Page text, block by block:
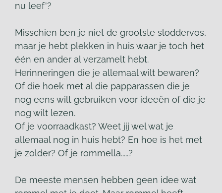
nu leef'?
Misschien ben je niet de grootste sloddervos,
maar je hebt plekken in huis waar je toch het
één en ander al verzamelt hebt.
Herinneringen die je allemaal wilt bewaren?
Of die hoek met al die papparassen die je
nog eens wilt gebruiken voor ideeën of die je
nog wilt lezen.
Of je voorraadkast? Weet jij wel wat je
allemaal nog in huis hebt? En hoe is het met
je zolder? Of je rommella.....?
De meeste mensen hebben geen idee wat